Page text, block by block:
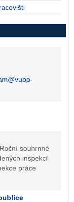
souhrnné
inspekcí
práce